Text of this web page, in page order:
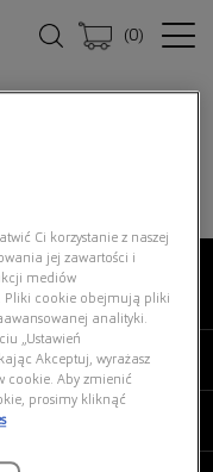
(0)
Ci korzystanie z naszej
jej zawartości i
mediów
Pliki cookie obejmują pliki
analityki.
„Ustawień
Akceptuj, wyrażasz
cookie. Aby zmienić
prosimy kliknąć